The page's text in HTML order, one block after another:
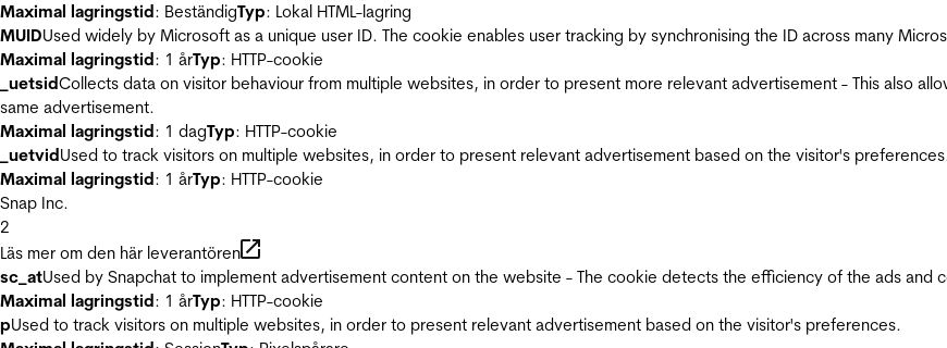
Maximal lagringstid: BeständigTyp: Lokal HTML-lagring
MUIDUsed widely by Microsoft as a unique user ID. The cookie enables user tracking by synchronising the ID across many
Maximal lagringstid: 1 årTyp: HTTP-cookie
_uetsidCollects data on visitor behaviour from multiple websites, in order to present more relevant advertisement - This also
same advertisement.
Maximal lagringstid: 1 dagTyp: HTTP-cookie
_uetvidUsed to track visitors on multiple websites, in order to present relevant advertisement based on the visitor's
Maximal lagringstid: 1 årTyp: HTTP-cookie
Snap Inc.
2
Läs mer om den här leverantören
sc_atUsed by Snapchat to implement advertisement content on the website - The cookie detects the efficiency of the ads and
Maximal lagringstid: 1 årTyp: HTTP-cookie
pUsed to track visitors on multiple websites, in order to present relevant advertisement based on the visitor's preferences.